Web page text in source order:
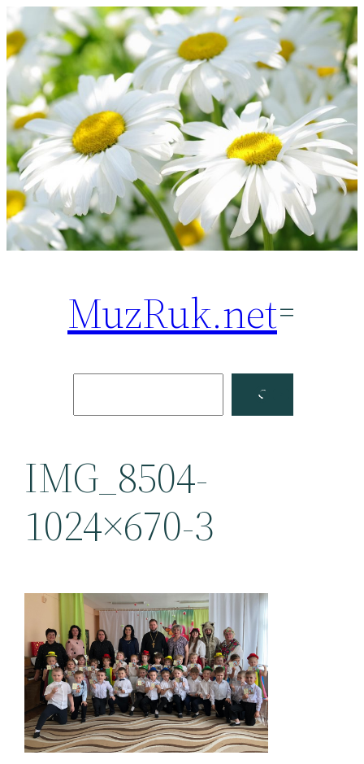
Перейти
к
содержимому
MuzRuk.net
Facebook
IMG_8504-
1024×670-3